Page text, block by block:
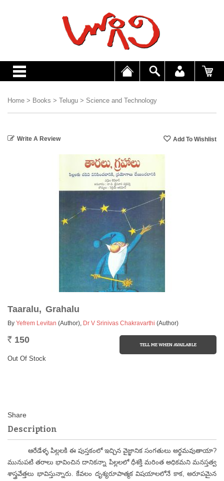
Home > Books > Telugu > Science and Technology
Write A Review
Taaralu, Grahalu
By Yefrem Levitan (Author), Dr V Srinivas Chakravarthi (Author)
Rs. 150
Out Of Stock
Description
ఆరేడేళ్ళ పిల్లలకి ఈ పుస్తకంలో ఇచ్చిన వైజ్ఞానిక సంగతులు అర్థమవుతాయా?
మునుపటి తరాలు భావించిన దానికన్నా పిల్లలలో ధీశక్తి మరింత అధికమని మనస్తత్వ
శాస్త్రవేత్తలు భావిస్తున్నారు. కేవలం దృశ్యరూపాత్మక విషయాలలోనే కాక, అరూపమైన